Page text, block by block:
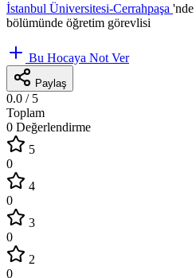
İstanbul Üniversitesi-Cerrahpaşa 'nde
bölümünde öğretim görevlisi
Bu Hocaya Not Ver
Paylaş
0.0 / 5
Toplam
0 Değerlendirme
5
0
4
0
3
0
2
0